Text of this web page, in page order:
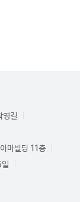
영길
마빌딩 11층